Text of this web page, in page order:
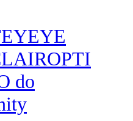
EYEYE
OPTI
do